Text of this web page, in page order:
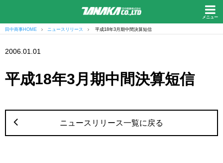
メニュー
田中商事HOME ニュースリリース 平成18年3月期中間決算短信
2006.01.01
平成18年3月期中間決算短信
ニュースリリース一覧に戻る